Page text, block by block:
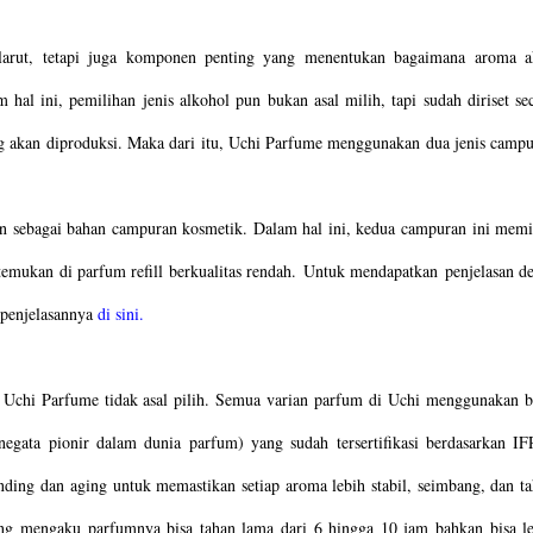
tetapi juga komponen penting yang menentukan bagaimana aroma
hal ini, pemilihan jenis alkohol pun bukan asal milih, tapi sudah diriset
diproduksi. Maka dari itu, Uchi Parfume menggunakan dua jenis
sebagai bahan campuran kosmetik. Dalam hal ini, kedua campuran ini
di parfum refill berkualitas rendah. Untuk mendapatkan penjelasan
di sini.
Parfume tidak asal pilih. Semua varian parfum di Uchi menggunakan
dan aging untuk memastikan setiap aroma lebih stabil, seimbang, dan
mengaku parfumnya bisa tahan lama dari 6 hingga 10 jam bahkan bisa